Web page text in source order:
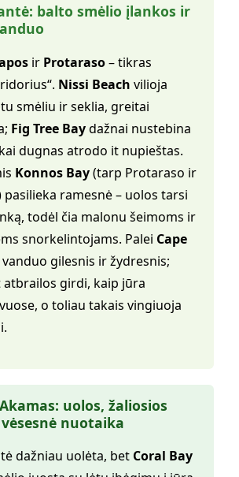
balto smėlio įlankos ir
ir Protaraso– tikras
Nissi Beach vilioja
smėliu ir seklia, greitai
Fig Tree Baydažnai nustebina
dugnas atrodo it nupieštas.
Konnos Bay(tarp Protaraso ir
pasilieka ramesnė – uolos tarsi
todėl čia malonu šeimoms ir
snorkelintojams. Palei Cape
gilesnis ir žydresnis;
girdi, kaip jūra
o toliau takais vingiuoja
uolos, žaliosios
nuotaika
dažniau uolėta, bet Coral Bay